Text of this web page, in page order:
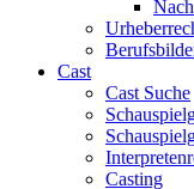
Cast
Cast Suche
Casting